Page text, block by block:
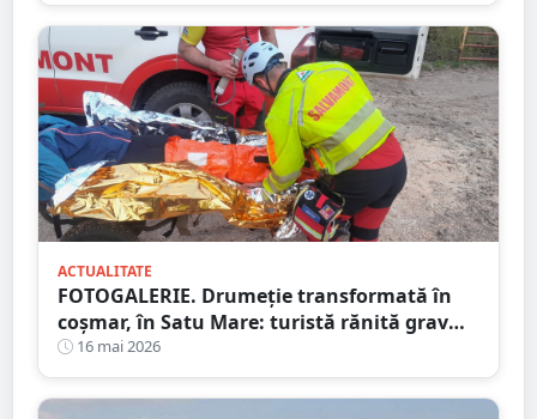
ACTUALITATE
FOTOGALERIE. Drumeție transformată în
coșmar, în Satu Mare: turistă rănită grav
după ce a alergat pe un traseu acoperit cu
frunze
16 mai 2026